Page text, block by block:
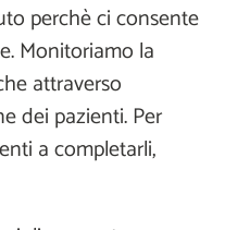
perchè ci consente
Monitoriamo la
attraverso
dei pazienti. Per
a completarli,